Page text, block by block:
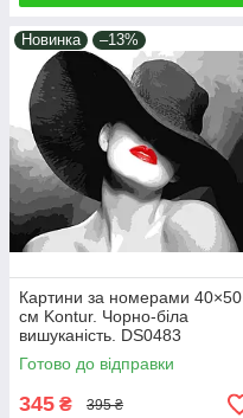
Новинка –13%
Картини за номерами 40×50
см Kontur. Чорно-біла
вишуканість. DS0483
Готово до відправки
345 ₴ 395 ₴